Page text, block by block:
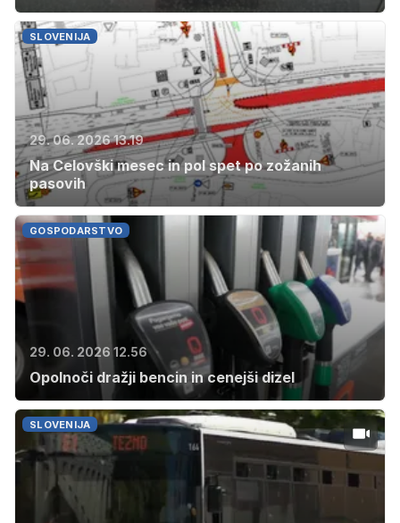
SLOVENIJA
29. 06. 2026 13.19
Na Celovški mesec in pol spet po zožanih
pasovih
GOSPODARSTVO
29. 06. 2026 12.56
Opolnoči dražji bencin in cenejši dizel
SLOVENIJA